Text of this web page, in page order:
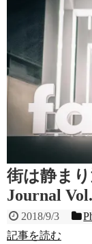
街は静ま
Journal
2018/9/3
記事を読む